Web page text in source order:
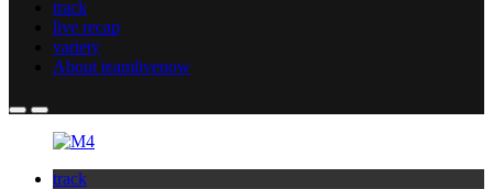
ดูคอนเสิร์ต เทศกาลดนตรี เพลง
อินดี้
track
live recap
variety
About teamlivenow
track